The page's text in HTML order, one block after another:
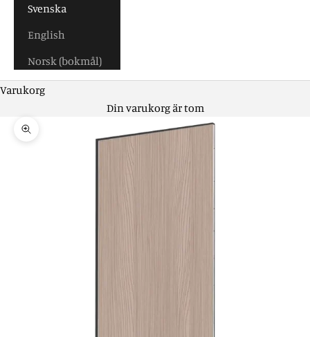
Svenska
English
Norsk (bokmål)
Varukorg
Din varukorg är tom
Zooma